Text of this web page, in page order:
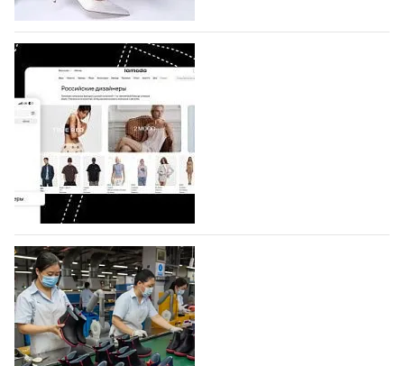
коллекции которых не были представлены в…
07.08.2026 321
BALLINA представит свои новинки на Euro
Shoes
Компания BALLINA Guangzhou Lihuang Footwear
Co., Ltd., основанная в 2011 году и расположенная в
Гуанчжоу, столице моды Китая, является
профессиональной обувной компанией,
объединяющей разработку, производство и…
07.08.2026 244
На платформе Lamoda - новый раздел и
условия продвижения локальных
дизайнерских марок
Российский маркетплейс Lamoda решил обновить